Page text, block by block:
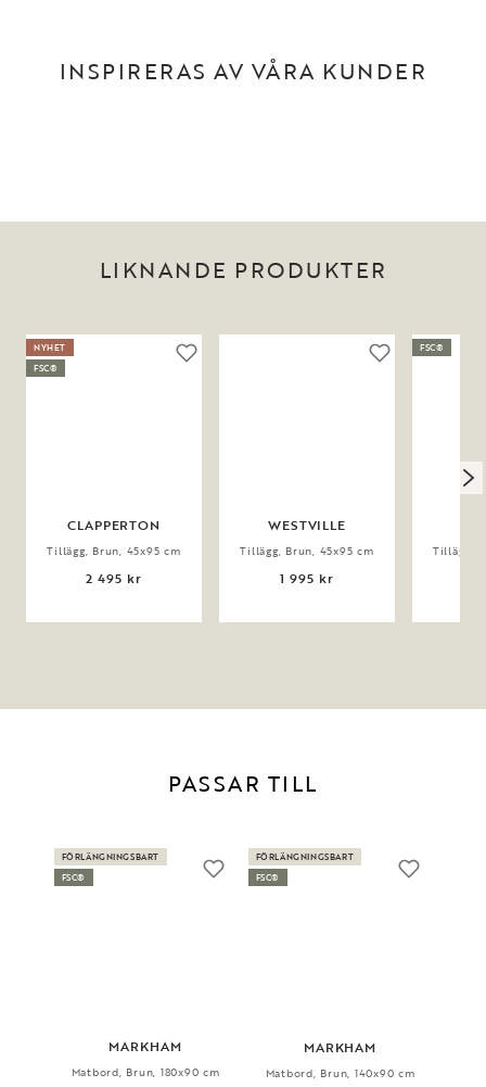
INSPIRERAS AV VÅRA KUNDER
LIKNANDE PRODUKTER
CLAPPERTON
Tillägg, Brun, 45x95 cm
2 495 kr
NYHET
FSC®
WESTVILLE
Tillägg, Brun, 45x95 cm
1 995 kr
Tillägg,
FSC®
PASSAR TILL
MARKHAM
Matbord, Brun, 180x90 cm
FÖRLÄNGNINGSBART
FSC®
MARKHAM
Matbord, Brun, 140x90 cm
FÖRLÄNGNINGSBART
FSC®